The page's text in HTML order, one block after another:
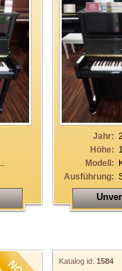
Jahr:
Höhe:
Modell:
Ausführung:
Katalog id: 1584